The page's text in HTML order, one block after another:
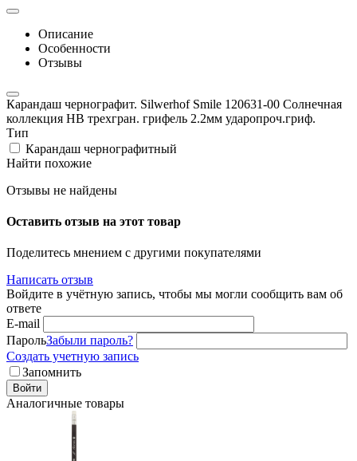
Описание
Особенности
Отзывы
Карандаш чернографит. Silwerhof Smile 120631-00 Солнечная
коллекция HB трехгран. грифель 2.2мм ударопроч.гриф.
Тип
Карандаш чернографитный
Найти похожие
Отзывы не найдены
Оставить отзыв на этот товар
Поделитесь мнением с другими покупателями
Написать отзыв
Войдите в учётную запись, чтобы мы могли сообщить вам об
ответе
E-mail
ПарольЗабыли пароль?
Создать учетную запись
Запомнить
Войти
Аналогичные товары